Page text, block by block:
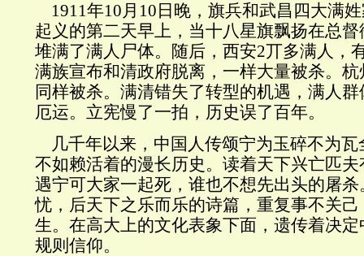
1911年10月10日晚，旗兵和武昌四大满
起义的第二天早上，当十八星旗飘扬在总
堆满了满人尸体。随后，西安2丌多满人，
满族宣布和清政府脱离，一样大量被杀。
同样被杀。满清错失了转型的机遇，满人
厄运。立宪慢了一拍，历史误了百年。
几千年以来，中国人传颂宁为玉碎不为瓦
不如赖活着的漫长历史。读着天下兴亡匹
遇宁可大家一起死，谁也不想先出头的屠
忧，后天下之乐而乐的诗篇，重复事不关
生。在高大上的文化表象下面，遗传着决
规则信仰。